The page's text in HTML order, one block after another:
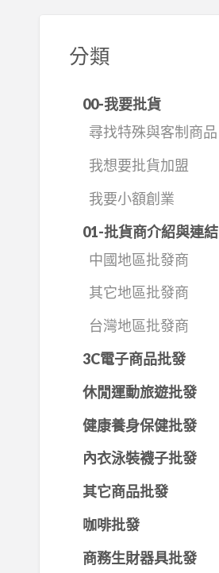
分類
00-我要批貨
尋找特殊與客制商品
我想要批貨加盟
我要小額創業
01-批貨商介紹與連結
中國地區批發商
其它地區批發商
台灣地區批發商
3C電子商品批發
休閒運動旅遊批發
健康養身保健批發
內衣泳裝襪子批發
其它商品批發
咖啡批發
商務生財器具批發